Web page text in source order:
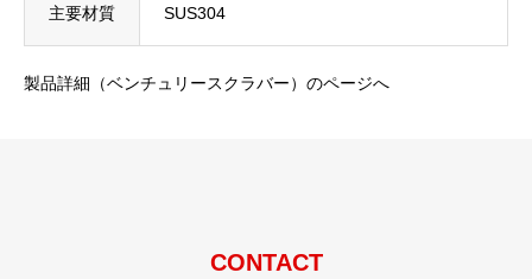
主要材質 SUS304
製品詳細（ベンチュリースクラバー）のページへ
CONTACT